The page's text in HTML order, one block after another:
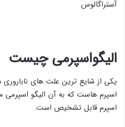
آستراگالوس
الیگواسپرمی چیست
یکی از شایع ترین علت های ناباروری
اسپرم هاست که به آن الیگو اسپرمی
اسپرم قابل تشخیص است.